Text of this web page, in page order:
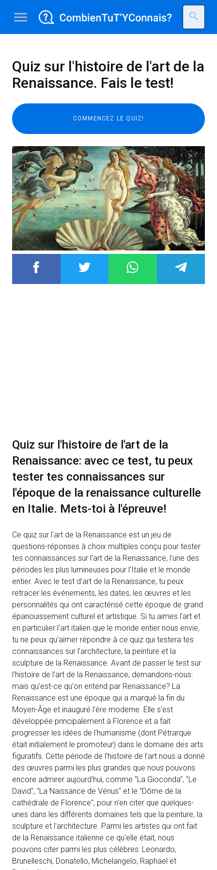
menu search
Quiz sur l'histoire de l'art de la
Renaissance. Fais le test!
Quiz sur l'histoire de l'art de la
Renaissance: avec ce test, tu peux
tester tes connaissances sur
l'époque de la renaissance culturelle
en Italie. Mets-toi à l'épreuve!
Ce quiz sur l'art de la Renaissance est un jeu de
questions-réponses à choix multiples conçu pour tester
tes connaissances sur l'art de la Renaissance, l'une des
périodes les plus lumineuses pour l'Italie et le monde
entier. Avec le test d'art de la Renaissance, tu peux
retracer les événements, les dates, les œuvres et les
personnalités qui ont caractérisé cette époque de grand
épanouissement culturel et artistique. Si tu aimes l'art et
en particulier l'art italien que le monde entier nous envie,
tu ne peux qu'aimer répondre à ce quiz qui testera tes
connaissances sur l'architecture, la peinture et la
sculpture de la Renaissance. Avant de passer le test sur
l'histoire de l'art de la Renaissance, demandons-nous:
mais qu'est-ce qu'on entend par Renaissance? La
Renaissance est une époque qui a marqué la fin du
Moyen-Âge et inauguré l'ère moderne. Elle s'est
développée principalement à Florence et a fait
progresser les idées de l'humanisme (dont Pétrarque
était initialement le promoteur) dans le domaine des arts
figuratifs. Cette période de l'histoire de l'art nous a donné
des œuvres parmi les plus grandes que nous pouvons
encore admirer aujourd'hui, comme "La Gioconda", "Le
David", "La Naissance de Vénus" et le "Dôme de la
cathédrale de Florence", pour n'en citer que quelques-
unes dans les différents domaines tels que la peinture, la
sculpture et l'architecture. Parmi les artistes qui ont fait
de la Renaissance italienne ce qu'elle était, nous
pouvons citer parmi les plus célèbres: Leonardo,
Brunelleschi, Donatello, Michelangelo, Raphael et